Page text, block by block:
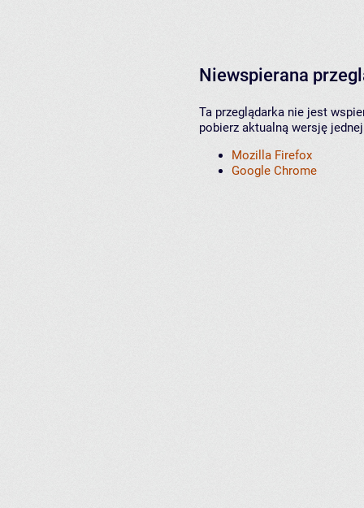
Niewspierana
Ta przeglądarka nie jest
pobierz aktualną wersję
Mozilla Firefox
Google Chrome